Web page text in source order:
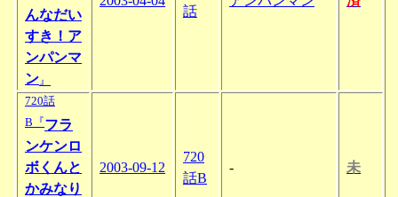
んなだい
すき！ア
ンパンマ
ン 』
話
720話
B『フラ
ンケンロ
ボくんと
かみなり
2003-09-12
720
話B
- 未